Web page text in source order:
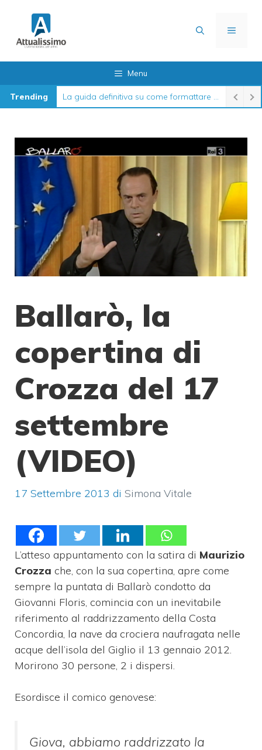
contenuto
MENU
Menu
Trending La guida definitiva su come formattare l’iPhone nel 2026
Ballarò, la
copertina di
Crozza del 17
settembre
(VIDEO)
17 Settembre 2013 di Simona Vitale
L’atteso appuntamento con la satira di Maurizio
Crozza che, con la sua copertina, apre come
sempre la puntata di Ballarò condotto da
Giovanni Floris, comincia con un inevitabile
riferimento al raddrizzamento della Costa
Concordia, la nave da crociera naufragata nelle
acque dell’isola del Giglio il 13 gennaio 2012.
Morirono 30 persone, 2 i dispersi.
Esordisce il comico genovese:
Giova, abbiamo raddrizzato la